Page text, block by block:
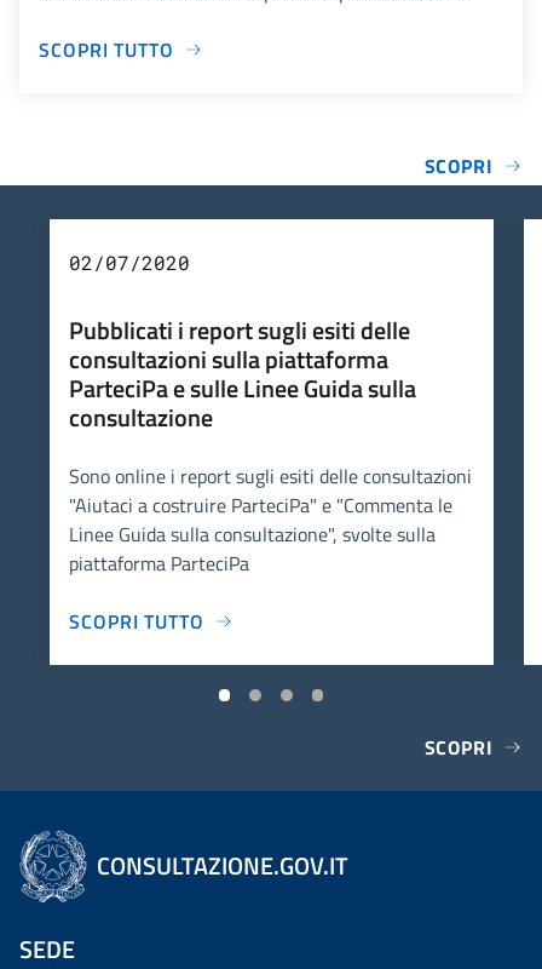
SCOPRI TUTTO
SCOPRI
02/07/2020
Pubblicati i report sugli esiti delle
consultazioni sulla piattaforma
ParteciPa e sulle Linee Guida sulla
consultazione
Sono online i report sugli esiti delle consultazioni
"Aiutaci a costruire ParteciPa" e "Commenta le
Linee Guida sulla consultazione", svolte sulla
piattaforma ParteciPa
SCOPRI TUTTO
SCOPRI
CONSULTAZIONE.GOV.IT
SEDE